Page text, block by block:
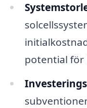
potential för